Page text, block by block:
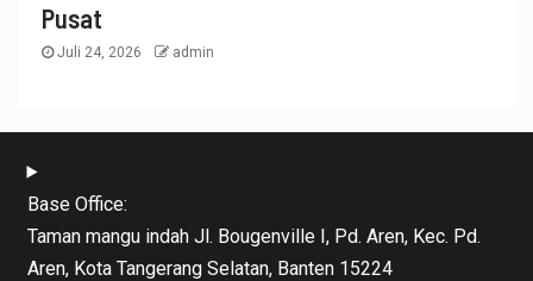
Pusat
Juli 24, 2026 admin
Base Office:
Taman mangu indah Jl. Bougenville I, Pd. Aren, Kec. Pd.
Aren, Kota Tangerang Selatan, Banten 15224